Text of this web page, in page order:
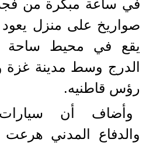
في ساعة مبكرة من
صواريخ على منزل يعود
يقع في محيط ساحة
الدرج وسط مدينة غزة
رؤس قاطنيه.
وأضاف أن
والدفاع المدني هرعت